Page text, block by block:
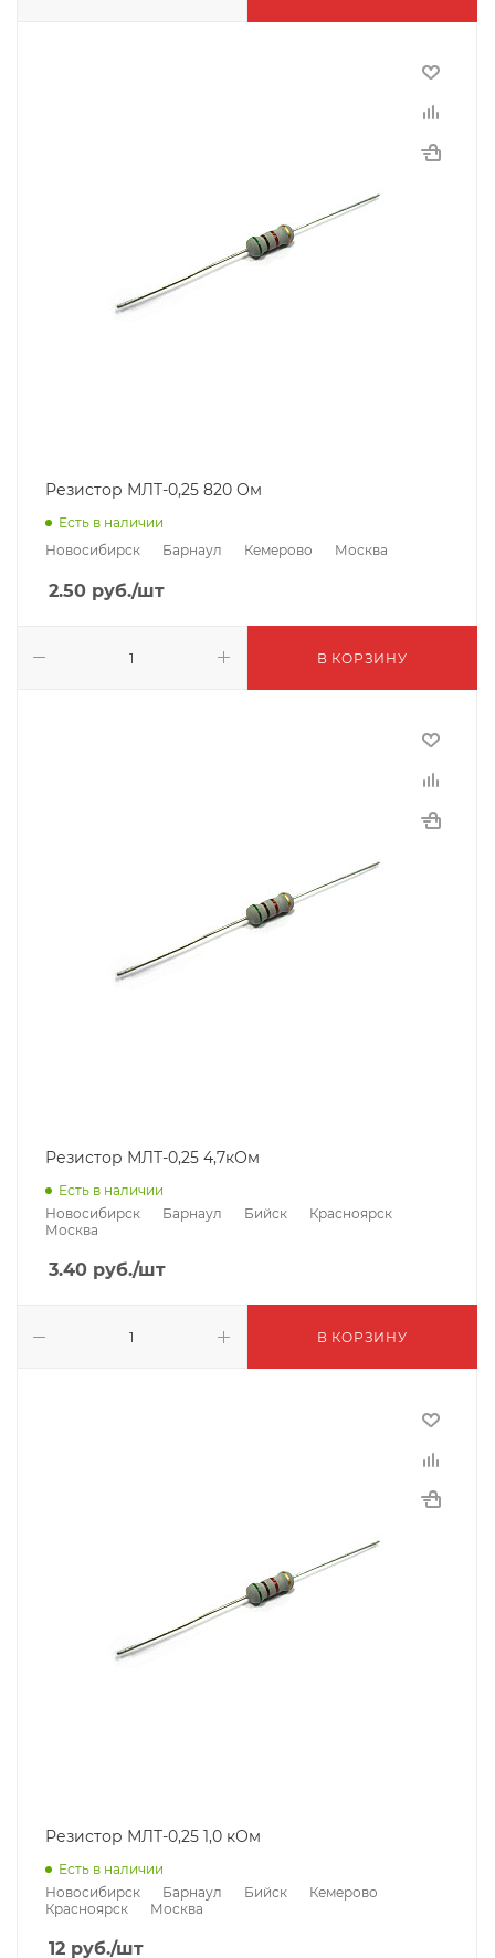
Резистор МЛТ-0,25 820 Ом
Есть в наличии
Новосибирск
Барнаул Кемерово Москва
2.50 руб./шт
В КОРЗИНУ
Резистор МЛТ-0,25 4,7кОм
Есть в наличии
Новосибирск
Барнаул Бийск
Красноярск
Москва
3.40 руб./шт
В КОРЗИНУ
Резистор МЛТ-0,25 1,0 кОм
Есть в наличии
Новосибирск
Барнаул Бийск
Кемерово
Красноярск
Москва
12 руб./шт